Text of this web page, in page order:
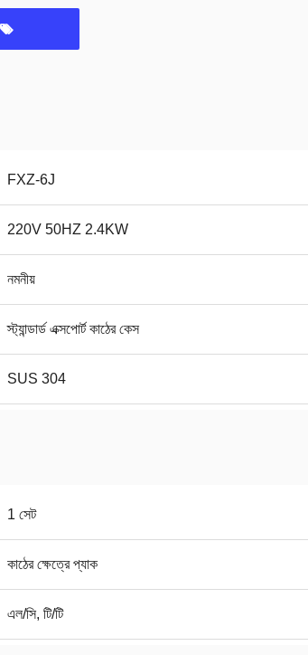
FXZ-6J
220V 50HZ 2.4KW
নমনীয়
স্ট্যান্ডার্ড এক্সপোর্ট কাঠের কেস
SUS 304
1 সেট
কাঠের ক্ষেত্রে প্যাক
এল/সি, টি/টি